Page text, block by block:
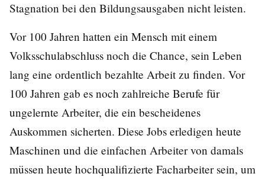
Stagnation bei den Bildungsausgaben nicht leisten.
Vor 100 Jahren hatten ein Mensch mit einem
Volksschulabschluss noch die Chance, sein Leben
lang eine ordentlich bezahlte Arbeit zu finden. Vor
100 Jahren gab es noch zahlreiche Berufe für
ungelernte Arbeiter, die ein bescheidenes
Auskommen sicherten. Diese Jobs erledigen heute
Maschinen und die einfachen Arbeiter von damals
müssen heute hochqualifizierte Facharbeiter sein, um